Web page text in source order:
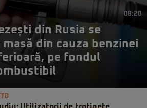
08:20
din Rusia se
din cauza benzinei
pe fondul